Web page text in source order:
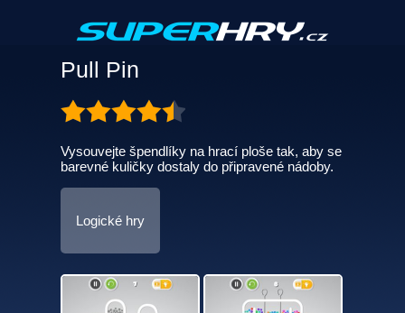
Pull Pin
Vysouvejte špendlíky na hrací ploše tak, aby se
barevné kuličky dostaly do připravené nádoby.
Logické hry